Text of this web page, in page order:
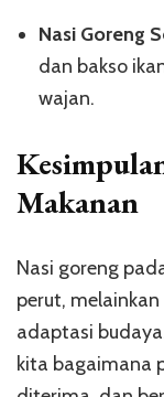
Nasi Goreng
dan bakso
wajan.
Makanan
Nasi goreng
perut,
adaptasi
kita bagaimana